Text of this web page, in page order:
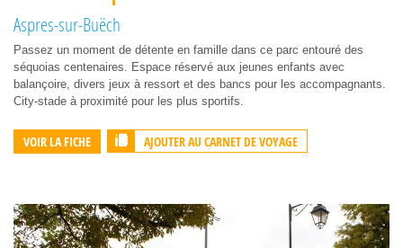
Aspres-sur-Buëch
Passez un moment de détente en famille dans ce parc entouré des
séquoias centenaires. Espace réservé aux jeunes enfants avec
balançoire, divers jeux à ressort et des bancs pour les accompagnants.
City-stade à proximité pour les plus sportifs.
VOIR LA FICHE AJOUTER AU CARNET DE VOYAGE